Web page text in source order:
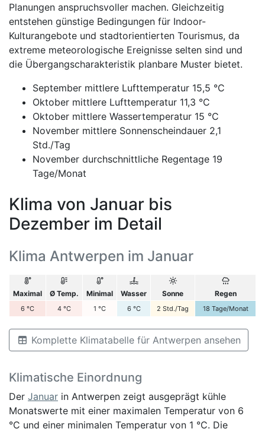
Planungen anspruchsvoller machen. Gleichzeitig
entstehen günstige Bedingungen für Indoor-
Kulturangebote und stadtorientierten Tourismus, da
extreme meteorologische Ereignisse selten sind und
die Übergangscharakteristik planbare Muster bietet.
September mittlere Lufttemperatur 15,5 °C
Oktober mittlere Lufttemperatur 11,3 °C
Oktober mittlere Wassertemperatur 15 °C
November mittlere Sonnenscheindauer 2,1
Std./Tag
November durchschnittliche Regentage 19
Tage/Monat
Klima von Januar bis
Dezember im Detail
Klima Antwerpen im Januar
Maximal Ø Temp. Minimal Wasser Sonne Regen
6 °C 4 °C 1 °C 6 °C 2 Std./Tag 18 Tage/Monat
Komplette Klimatabelle für Antwerpen ansehen
Klimatische Einordnung
Der Januar in Antwerpen zeigt ausgeprägt kühle
Monatswerte mit einer maximalen Temperatur von 6
°C und einer minimalen Temperatur von 1 °C. Die